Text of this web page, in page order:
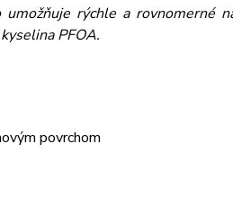
umožňuje rýchle a rovnomerné
PFOA.
povrchom